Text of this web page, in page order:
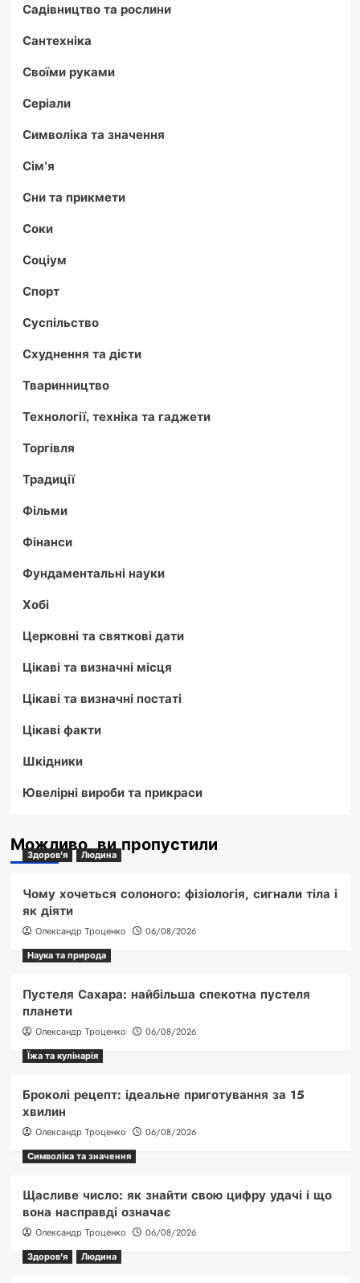
Садівництво та рослини
Сантехніка
Своїми руками
Серіали
Символіка та значення
Сім'я
Сни та прикмети
Соки
Соціум
Спорт
Суспільство
Схуднення та дієти
Тваринництво
Технології, техніка та гаджети
Торгівля
Традиції
Фільми
Фінанси
Фундаментальні науки
Хобі
Церковні та святкові дати
Цікаві та визначні місця
Цікаві та визначні постаті
Цікаві факти
Шкідники
Ювелірні вироби та прикраси
Можливо, ви пропустили
Здоров'я Людина
Чому хочеться солоного: фізіологія, сигнали тіла і
як діяти
Олександр Троценко
06/08/2026
Наука та природа
Пустеля Сахара: найбільша спекотна пустеля
планети
Олександр Троценко
06/08/2026
Їжа та кулінарія
Броколі рецепт: ідеальне приготування за 15
хвилин
Олександр Троценко
06/08/2026
Символіка та значення
Щасливе число: як знайти свою цифру удачі і що
вона насправді означає
Олександр Троценко
06/08/2026
Здоров'я
Людина